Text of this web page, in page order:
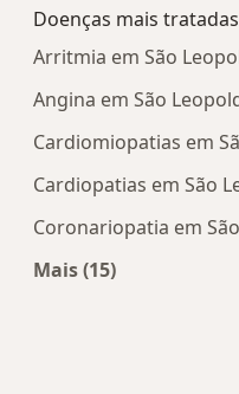
Doenças mais tratadas
Arritmia em São
Angina em São
Cardiomiopatias em
Cardiopatias em São
Coronariopatia em
Mais (15)